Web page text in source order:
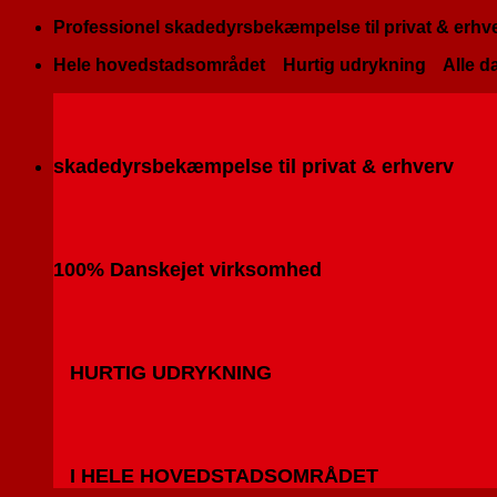
Fortsæt
indhold
Professionel skadedyrsbekæmpelse til privat &
Hele hovedstadsområdet
Hurtig udrykning Alle
skadedyrsbekæmpelse til privat & erhverv
100% Danskejet virksomhed
HURTIG UDRYKNING
I HELE HOVEDSTADSOMRÅDET